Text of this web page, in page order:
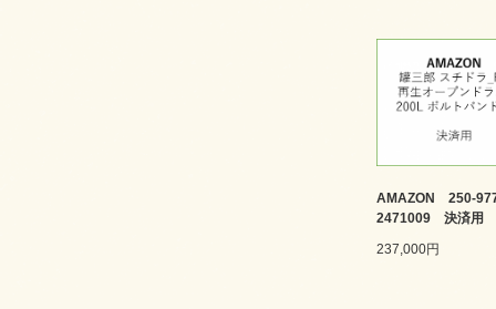
AMAZON 250-
2471009 決済用
237,000円